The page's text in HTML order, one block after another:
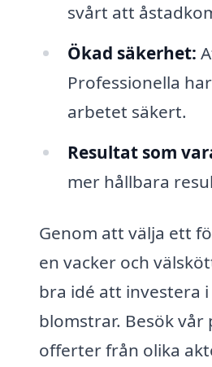
svårt att
Ökad säkerhet:
Professionella
arbetet säkert.
Resultat som
mer hållbara
Genom att välja ett
en vacker och
bra idé att investera
blomstrar. Besök
offerter från olika